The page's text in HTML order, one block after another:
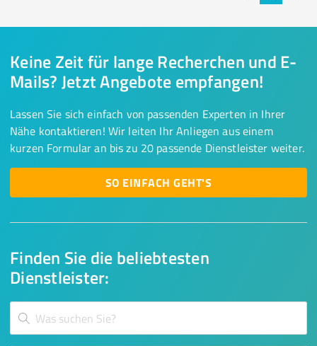
Finden Sie die beliebtesten
Dienstleister:
Keine Zeit für lange Recherchen und E-
Mails? Jetzt Angebote empfangen!
Lassen Sie sich einfach von passenden Experten in Ihrer
Nähe kontaktieren! Wir leiten Ihr Anliegen aus einem
kurzen Formular an bis zu 20 passende Dienstleister weiter.
SO EINFACH GEHT'S